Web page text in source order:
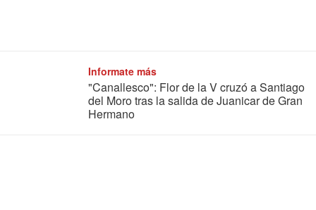
Informate más
"Canallesco": Flor de la V cruzó a Santiago
del Moro tras la salida de Juanicar de Gran
Hermano